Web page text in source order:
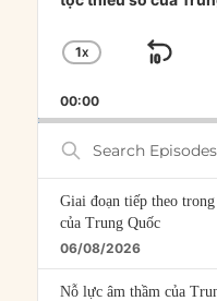
CHANGE
RATE
1X
SKIP
00:00
Search
Episodes
Giai đoạn tiếp theo
của Trung Quốc
06/08/2026
Nỗ lực âm thầm của